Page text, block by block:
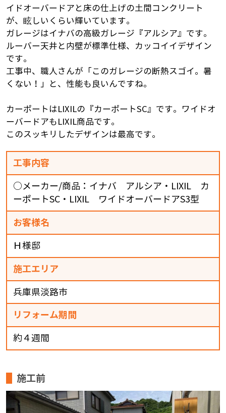
イドオーバードアと床の仕上げの土間コンクリート
が、眩しいくらい輝いています。
ガレージはイナバの高級ガレージ『アルシア』です。
ルーバー天井と内壁が標準仕様、カッコイイデザイン
です。
工事中、職人さんが「このガレージの断熱スゴイ。暑
くない！」と、性能も良いんですね。
カーポートはLIXILの『カーポートSC』です。ワイドオ
ーバードアもLIXIL商品です。
このスッキリしたデザインは最高です。
工事内容
○メーカー/商品：イナバ アルシア・LIXIL カ
ーポートSC・LIXIL ワイドオーバードアS3型
お客様名
Ｈ様邸
施工エリア
兵庫県淡路市
リフォーム期間
約４週間
施工前